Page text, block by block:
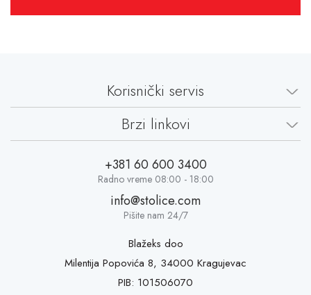
Korisnički servis
Brzi linkovi
+381 60 600 3400
Radno vreme 08:00 - 18:00
info@stolice.com
Pišite nam 24/7
Blažeks doo
Milentija Popovića 8, 34000 Kragujevac
PIB: 101506070